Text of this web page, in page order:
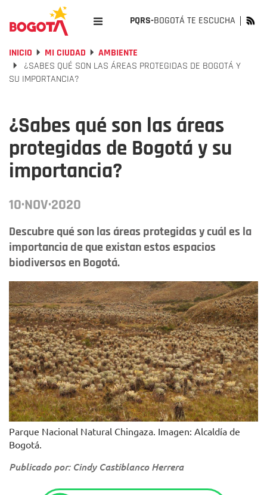
PQRS-BOGOTÁ TE ESCUCHA
INICIO MI CIUDAD
AMBIENTE
¿SABES QUÉ SON LAS ÁREAS PROTEGIDAS DE BOGOTÁ Y
SU IMPORTANCIA?
¿Sabes qué son las áreas
protegidas de Bogotá y su
importancia?
10·NOV·2020
Descubre qué son las áreas protegidas y cuál es la
importancia de que existan estos espacios
biodiversos en Bogotá.
Parque Nacional Natural Chingaza. Imagen: Alcaldía de
Bogotá.
Publicado por: Cindy Castiblanco Herrera